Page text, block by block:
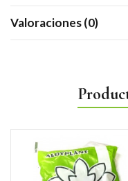
Valoraciones (0)